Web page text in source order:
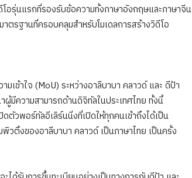
อรุ่นแรกที่รองรับข้อความทั้งภาษาอังกฤษและภาษาจีน
ตรฐานที่ครอบคลุมสำหรับโมเดลการสร้างวิดีโอ
ข้าใจ (MoU) ระหว่างอาลีบาบา คลาวด์ และ ดีป้า
มีความสามารถด้านดิจิทัลในประเทศไทย ทั้งนี้
วพอร์ทัลอีเลิร์นนิ่งที่เปิดให้ทุกคนเข้าถึงได้เป็น
ติ้งของอาลีบาบา คลาวด์ เป็นภาษาไทย เป็นครั้ง